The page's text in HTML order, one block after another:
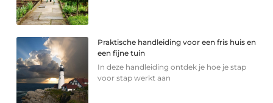
Praktische handleiding voor een fris huis en
een fijne tuin
In deze handleiding ontdek je hoe je stap
voor stap werkt aan